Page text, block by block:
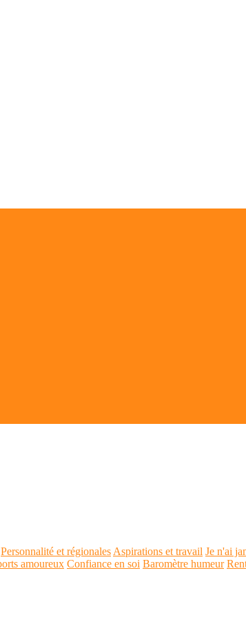
Personnalité et régionales Aspirations et travail Je n'ai
amoureux Confiance en soi Baromètre humeur